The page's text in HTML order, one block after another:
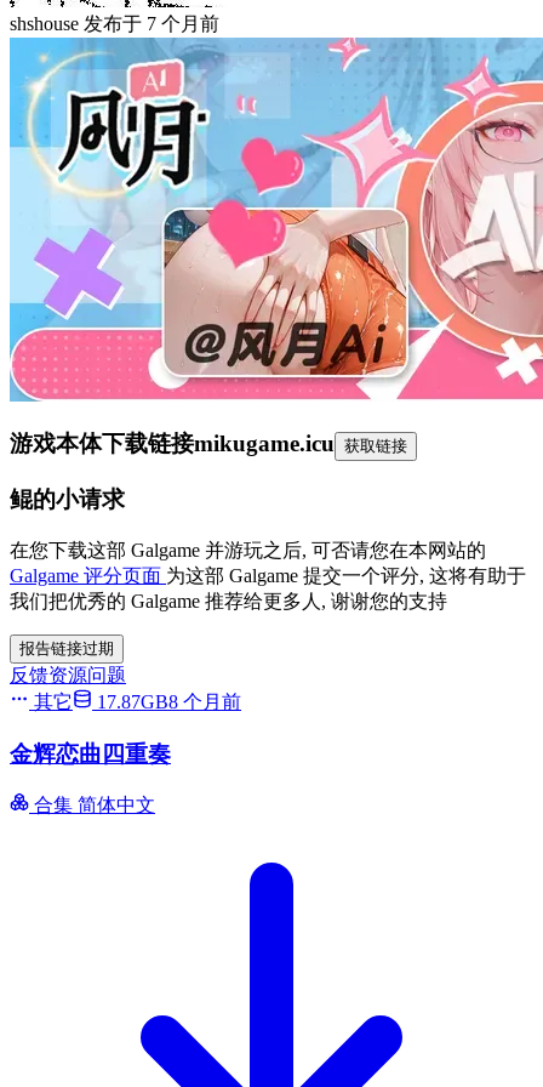
shshouse 发布于 7 个月前
游戏本体下载链接mikugame.icu 获取链接
鲲的小请求
在您下载这部 Galgame 并游玩之后, 可否请您在本网站的
Galgame 评分页面 为这部 Galgame 提交一个评分, 这将有助于
我们把优秀的 Galgame 推荐给更多人, 谢谢您的支持
报告链接过期
反馈资源问题
其它
17.87GB8 个月前
金辉恋曲四重奏
合集 简体中文